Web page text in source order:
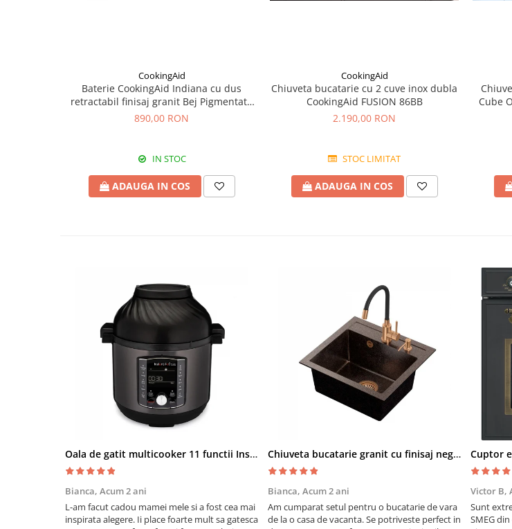
CookingAid
Baterie CookingAid Indiana cu dus
retractabil finisaj granit Bej Pigmentat /
Avena
890,00 RON
IN STOC
ADAUGA IN COS
CookingAid
Chiuveta bucatarie cu 2 cuve inox dubla
CookingAid FUSION 86BB
2.190,00 RON
STOC LIMITAT
ADAUGA IN COS
Cube
Oala de gatit multicooker 11 functii Instant Pot Pro Crisp 8 + Air Fryer 7.6 lt
Bianca, Acum 2 ani
L-am facut cadou mamei mele si a fost cea mai
inspirata alegere. Ii place foarte mult sa gatesca
Chiuveta bucatarie granit cu finisaj negru perlat/cupru Steingran Art Copper cu dozator si baterie Quadron
Bianca, Acum 2 ani
Am cumparat setul pentru o bucatarie de vara
de la o casa de vacanta. Se potriveste perfect in
Victor B,
Sunt
SMEG